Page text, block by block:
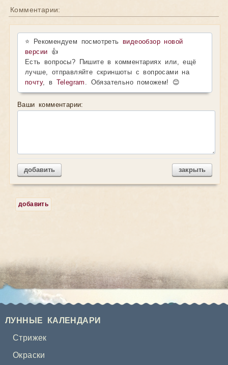
Комментарии:
⭐ Рекомендуем посмотретьвидеообзор новой
версии 👍
Есть вопросы? Пишите в комментариях или, ещё
лучше, отправляйте скриншоты с вопросами на
почту, в Telegram . Обязательно поможем! 😊
Ваши комментарии:
добавить закрыть
добавить
ЛУННЫЕ КАЛЕНДАРИ
Стрижек
Окраски